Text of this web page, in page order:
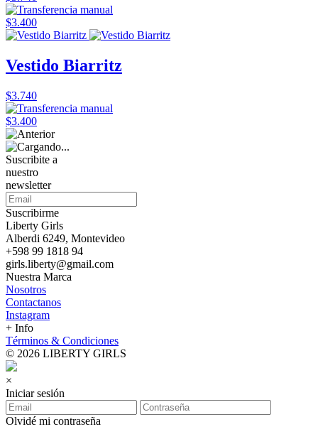
$3.400
Vestido Biarritz
$3.740
$3.400
Suscribite a
nuestro
newsletter
Suscribirme
Liberty Girls
Alberdi 6249, Montevideo
+598 99 1818 94
girls.liberty@gmail.com
Nuestra Marca
Nosotros
Contactanos
Instagram
+ Info
Términos & Condiciones
© 2026 LIBERTY GIRLS
×
Iniciar sesión
Olvidé mi contraseña